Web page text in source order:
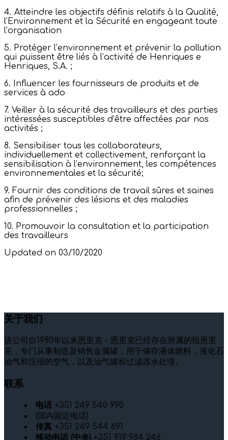
4. Atteindre les objectifs définis relatifs à la Qualité,
l’Environnement et la Sécurité en engageant toute
l’organisation
5. Protéger l’environnement et prévenir la pollution
qui puissent être liés à l’activité de Henriques e
Henriques, S.A. ;
6. Influencer les fournisseurs de produits et de
services à ado
7. Veiller à la sécurité des travailleurs et des parties
intéressées susceptibles d’être affectées par nos
activités ;
8. Sensibiliser tous les collaborateurs,
individuellement et collectivement, renforçant la
sensibilisation à l’environnement, les compétences
environnementales et la sécurité;
9. Fournir des conditions de travail sûres et saines
afin de prévenir des lésions et des maladies
professionnelles ;
10. Promouvoir la consultation et la participation
des travailleurs
Updated on 03/10/2020
关于我们
该公司自1980年以来恩里克 - 恩里克已经存在所属的组恩里
克，专门从事制造及销售金属罐，用于储存液体燃料，液化石
油气和压缩的空气，以及油气罐和过滤器水处理。
联系
电话 +351 249 540 990
(国内固定电话)
传真 +351 249 544 691
移动电话 (中央) +351 919 984 246